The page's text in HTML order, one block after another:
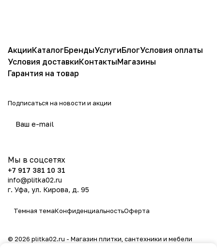
АкцииКаталогБрендыУслугиБлогУсловия оплаты
Условия доставкиКонтактыМагазины
Гарантия на товар
Подписаться на новости и акции
Мы в соцсетях
+7 917 381 10 31
info@plitka02.ru
г. Уфа, ул. Кирова, д. 95
Темная темаКонфиденциальностьОферта
© 2026 plitka02.ru - Магазин плитки, сантехники и мебели